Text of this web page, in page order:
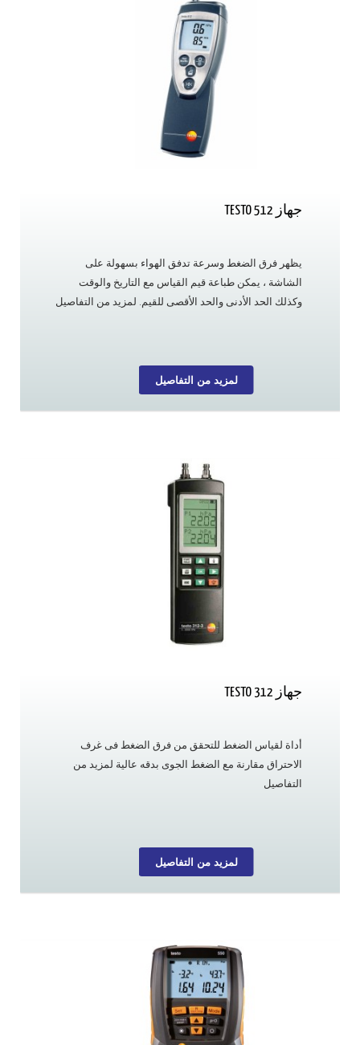
جهاز TESTO 512
يظهر فرق الضغط وسرعة تدفق الهواء بسهولة على
الشاشة ، يمكن طباعة قيم القياس مع التاريخ والوقت
وكذلك الحد الأدنى والحد الأقصى للقيم. لمزيد من التفاصيل
لمزيد من التفاصيل
جهاز TESTO 312
أداة لقياس الضغط للتحقق من فرق الضغط فى غرف
الاحتراق مقارنة مع الضغط الجوى بدقه عالية لمزيد من
التفاصيل
لمزيد من التفاصيل